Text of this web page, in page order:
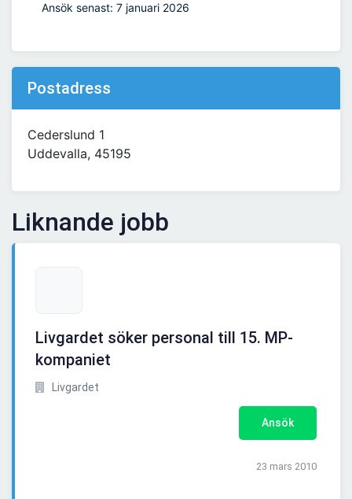
Ansök senast: 7 januari 2026
Postadress
Cederslund 1
Uddevalla, 45195
Liknande jobb
Livgardet söker personal till 15. MP-
kompaniet
Livgardet
Ansök
23 mars 2010